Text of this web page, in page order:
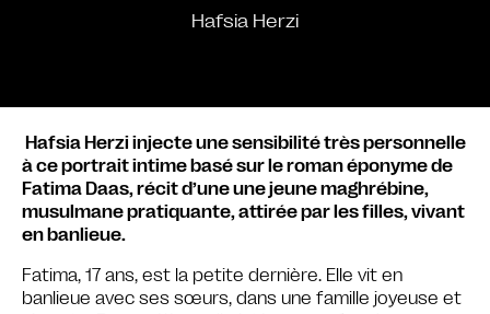
Hafsia Herzi
Hafsia Herzi injecte une sensibilité très personnelle
à ce portrait intime basé sur le roman éponyme de
Fatima Daas, récit d’une une jeune maghrébine,
musulmane pratiquante, attirée par les filles, vivant
en banlieue.
Fatima, 17 ans, est la petite dernière. Elle vit en
banlieue avec ses sœurs, dans une famille joyeuse et